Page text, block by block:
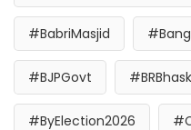
#BabriMasjid
#BJPGovt
#ByElection2026